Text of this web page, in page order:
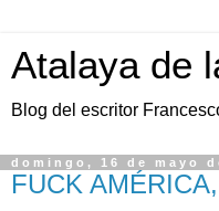
Atalaya de
Blog del escritor
domingo, 16 de mayo
FUCK